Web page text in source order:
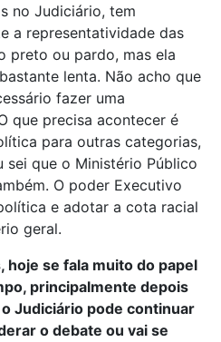
no Judiciário, tem
a representatividade das
preto ou pardo, mas ela
lenta. Não acho que
fazer uma
que precisa acontecer é
para outras categorias,
sei que o Ministério Público
O poder Executivo
e adotar a cota racial
geral.
hoje se fala muito do papel
principalmente depois
Judiciário pode continuar
o debate ou vai se